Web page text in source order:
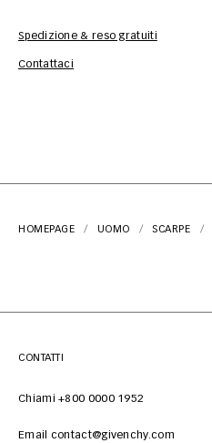
Spedizione & reso gratuiti
Contattaci
HOMEPAGE UOMO SCARPE
CONTATTI
Chiami +800 0000 1952
Email contact@givenchy.com